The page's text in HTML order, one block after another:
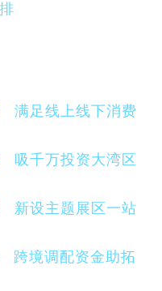
满足线上线下消费
吸千万投资大湾区
新设主题展区一站
跨境调配资金助拓